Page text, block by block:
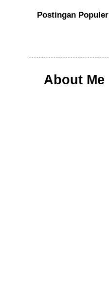
Postingan Populer
About Me